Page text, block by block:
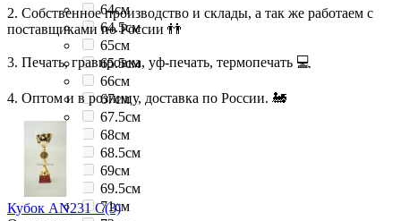
64см
64.5см
65см
65.5см
66см
67см
67.5см
68см
68.5см
69см
69.5см
71см
2. Собственное производство и склады, а так же работаем с
поставщиками по России 👬
3. Печать, гравировка, уф-печать, термопечать 💻
4. Оптом и в розницу, доставка по России. 🚂
Кубок AN231 C(3)